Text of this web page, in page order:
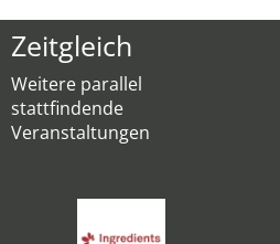
Zeitgleich
Weitere parallel
stattfindende
Veranstaltungen